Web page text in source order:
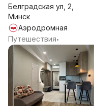
Белградская ул, 2,
Минск
Аэродромная
Путешествия•